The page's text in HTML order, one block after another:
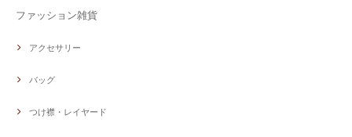
ファッション雑貨
アクセサリー
バッグ
つけ襟・レイヤード